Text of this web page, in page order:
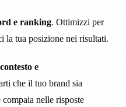
e ranking. Ottimizzi per
la tua posizione nei risultati.
e
che il tuo brand sia
compaia nelle risposte